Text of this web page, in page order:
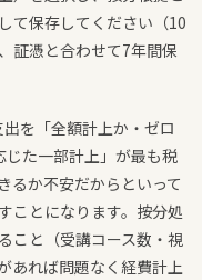
て保存してください（10
証憑と合わせて7年間保
を「全額計上か・ゼロ
た一部計上」が最も税
るか不安だからといって
ことになります。按分処
こと（受講コース数・視
あれば問題なく経費計上